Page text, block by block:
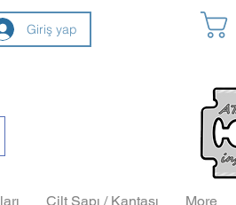
Giriş yap
Cilt Şapı / Kantaşı More